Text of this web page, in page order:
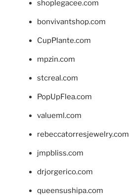
shoplegacee.com
bonvivantshop.com
CupPlante.com
mpzin.com
stcreal.com
PopUpFlea.com
valueml.com
rebeccatorresjewelry.com
jmpbliss.com
drjorgerico.com
queensushipa.com